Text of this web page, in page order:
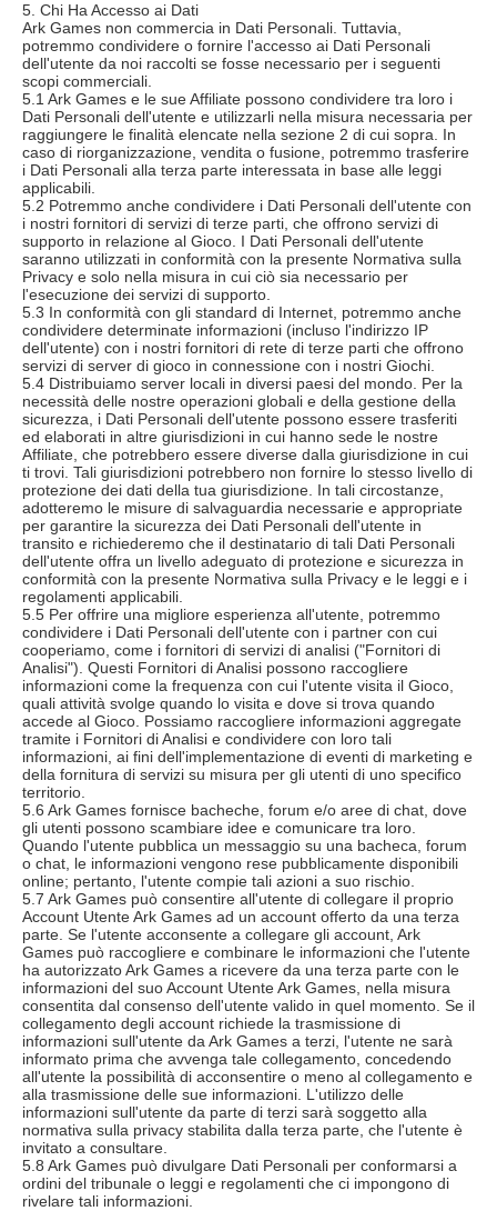
5. Chi Ha Accesso ai Dati
Ark Games non commercia in Dati Personali. Tuttavia,
potremmo condividere o fornire l'accesso ai Dati Personali
dell'utente da noi raccolti se fosse necessario per i seguenti
scopi commerciali.
5.1 Ark Games e le sue Affiliate possono condividere tra loro i
Dati Personali dell'utente e utilizzarli nella misura necessaria per
raggiungere le finalità elencate nella sezione 2 di cui sopra. In
caso di riorganizzazione, vendita o fusione, potremmo trasferire
i Dati Personali alla terza parte interessata in base alle leggi
applicabili.
5.2 Potremmo anche condividere i Dati Personali dell'utente con
i nostri fornitori di servizi di terze parti, che offrono servizi di
supporto in relazione al Gioco. I Dati Personali dell'utente
saranno utilizzati in conformità con la presente Normativa sulla
Privacy e solo nella misura in cui ciò sia necessario per
l'esecuzione dei servizi di supporto.
5.3 In conformità con gli standard di Internet, potremmo anche
condividere determinate informazioni (incluso l'indirizzo IP
dell'utente) con i nostri fornitori di rete di terze parti che offrono
servizi di server di gioco in connessione con i nostri Giochi.
5.4 Distribuiamo server locali in diversi paesi del mondo. Per la
necessità delle nostre operazioni globali e della gestione della
sicurezza, i Dati Personali dell'utente possono essere trasferiti
ed elaborati in altre giurisdizioni in cui hanno sede le nostre
Affiliate, che potrebbero essere diverse dalla giurisdizione in cui
ti trovi. Tali giurisdizioni potrebbero non fornire lo stesso livello di
protezione dei dati della tua giurisdizione. In tali circostanze,
adotteremo le misure di salvaguardia necessarie e appropriate
per garantire la sicurezza dei Dati Personali dell'utente in
transito e richiederemo che il destinatario di tali Dati Personali
dell'utente offra un livello adeguato di protezione e sicurezza in
conformità con la presente Normativa sulla Privacy e le leggi e i
regolamenti applicabili.
5.5 Per offrire una migliore esperienza all'utente, potremmo
condividere i Dati Personali dell'utente con i partner con cui
cooperiamo, come i fornitori di servizi di analisi ("Fornitori di
Analisi"). Questi Fornitori di Analisi possono raccogliere
informazioni come la frequenza con cui l'utente visita il Gioco,
quali attività svolge quando lo visita e dove si trova quando
accede al Gioco. Possiamo raccogliere informazioni aggregate
tramite i Fornitori di Analisi e condividere con loro tali
informazioni, ai fini dell'implementazione di eventi di marketing e
della fornitura di servizi su misura per gli utenti di uno specifico
territorio.
5.6 Ark Games fornisce bacheche, forum e/o aree di chat, dove
gli utenti possono scambiare idee e comunicare tra loro.
Quando l'utente pubblica un messaggio su una bacheca, forum
o chat, le informazioni vengono rese pubblicamente disponibili
online; pertanto, l'utente compie tali azioni a suo rischio.
5.7 Ark Games può consentire all'utente di collegare il proprio
Account Utente Ark Games ad un account offerto da una terza
parte. Se l'utente acconsente a collegare gli account, Ark
Games può raccogliere e combinare le informazioni che l'utente
ha autorizzato Ark Games a ricevere da una terza parte con le
informazioni del suo Account Utente Ark Games, nella misura
consentita dal consenso dell'utente valido in quel momento. Se il
collegamento degli account richiede la trasmissione di
informazioni sull'utente da Ark Games a terzi, l'utente ne sarà
informato prima che avvenga tale collegamento, concedendo
all'utente la possibilità di acconsentire o meno al collegamento e
alla trasmissione delle sue informazioni. L'utilizzo delle
informazioni sull'utente da parte di terzi sarà soggetto alla
normativa sulla privacy stabilita dalla terza parte, che l'utente è
invitato a consultare.
5.8 Ark Games può divulgare Dati Personali per conformarsi a
ordini del tribunale o leggi e regolamenti che ci impongono di
rivelare tali informazioni.